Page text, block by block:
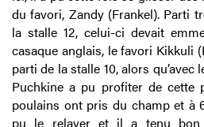
du favori, Zandy (Frankel). Parti
la stalle 12, celui-ci devait
casaque anglais, le favori Kikkuli
parti de la stalle 10, alors
Puchkine a pu profiter de cette
poulains ont pris du champ et à
pu le relayer et il a tenu bon